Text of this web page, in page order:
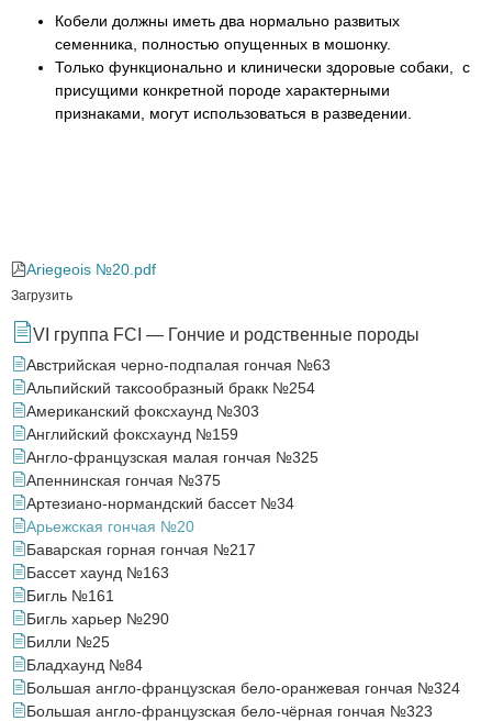
Кобели должны иметь два нормально развитых
семенника, полностью опущенных в мошонку.
Только функционально и клинически здоровые собаки, с
присущими конкретной породе характерными
признаками, могут использоваться в разведении.
Ariegeois №20.pdf
Загрузить
VI группа FCI — Гончие и родственные породы
Австрийская черно-подпалая гончая №63
Альпийский таксообразный бракк №254
Американский фоксхаунд №303
Английский фоксхаунд №159
Англо-французская малая гончая №325
Апеннинская гончая №375
Артезиано-нормандский бассет №34
Арьежская гончая №20
Баварская горная гончая №217
Бассет хаунд №163
Бигль №161
Бигль харьер №290
Билли №25
Бладхаунд №84
Большая англо-французская бело-оранжевая гончая №324
Большая англо-французская бело-чёрная гончая №323